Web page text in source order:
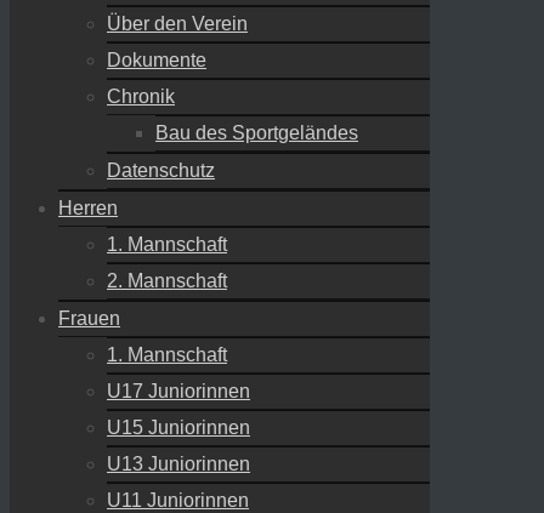
Über den Verein
Dokumente
Chronik
Bau des Sportgeländes
Datenschutz
Herren
1. Mannschaft
2. Mannschaft
Frauen
1. Mannschaft
U17 Juniorinnen
U15 Juniorinnen
U13 Juniorinnen
U11 Juniorinnen